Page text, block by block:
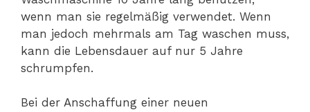
wenn man sie regelmäßig verwendet. Wenn
man jedoch mehrmals am Tag waschen muss,
kann die Lebensdauer auf nur 5 Jahre
schrumpfen.
Bei der Anschaffung einer neuen